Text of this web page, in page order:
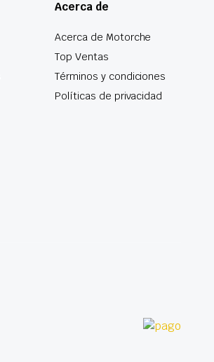
Acerca de
Acerca de Motorche
Top Ventas
Términos y condiciones
Políticas de privacidad